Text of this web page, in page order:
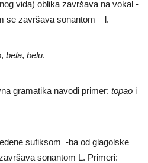
vida) oblika završava na vokal -
se završava sonantom – l.
, bela, belu.
gramatika navodi primer: topao i
sufiksom -ba od glagolske
sonantom L. Primeri: